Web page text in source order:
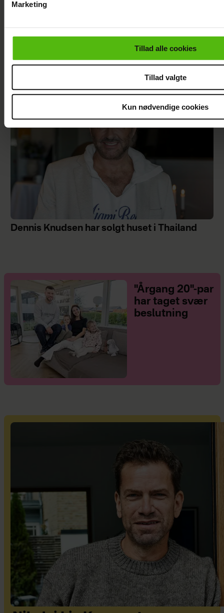
cookiepolitik.
Marketing
Tillad alle cookies
Tillad valgte
Kun nødvendige cookies
"Landmand"-Rasmus prøver igen: Klar til
kærlighed
Dennis Knudsen har solgt huset i Thailand
"Årgang 20"-par
har taget svær
beslutning